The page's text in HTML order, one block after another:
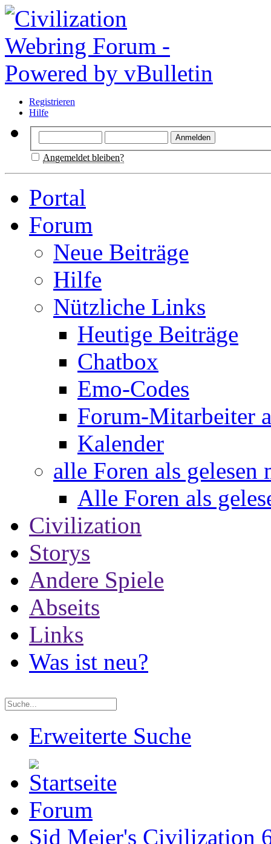
Registrieren
Hilfe
Angemeldet bleiben?
Portal
Forum
Neue Beiträge
Hilfe
Nützliche Links
Heutige Beiträge
Chatbox
Emo-Codes
Forum-Mitarbeiter
Kalender
alle Foren als gelesen
Alle Foren als
Civilization
Storys
Andere Spiele
Abseits
Links
Was ist neu?
Erweiterte Suche
Forum
Sid Meier's Civilization